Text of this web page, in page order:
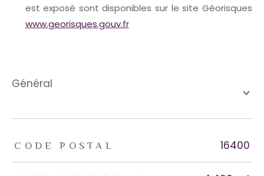
est exposé sont disponibles sur le site Géorisques
www.georisques.gouv.fr
général
TRAD_ZEPHYR_Caracteristique TRAD_ZEPHYR_Valeurs
CODE POSTAL 16400